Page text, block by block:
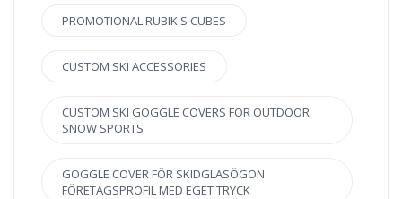
PROMOTIONAL RUBIK'S CUBES
CUSTOM SKI ACCESSORIES
CUSTOM SKI GOGGLE COVERS FOR OUTDOOR
SNOW SPORTS
GOGGLE COVER FÖR SKIDGLASÖGON
FÖRETAGSPROFIL MED EGET TRYCK